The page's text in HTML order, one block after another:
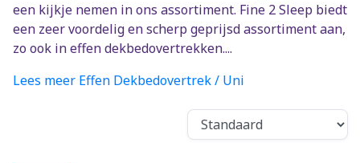
een kijkje nemen in ons assortiment. Fine 2 Sleep biedt
een zeer voordelig en scherp geprijsd assortiment aan,
zo ook in effen dekbedovertrekken....
Lees meer Effen Dekbedovertrek / Uni